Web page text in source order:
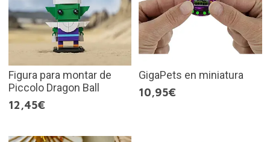
Figura para montar de
Piccolo Dragon Ball
12,45€
GigaPets en miniatura
10,95€